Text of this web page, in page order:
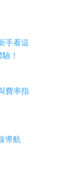
手看這
！
費率指
導航